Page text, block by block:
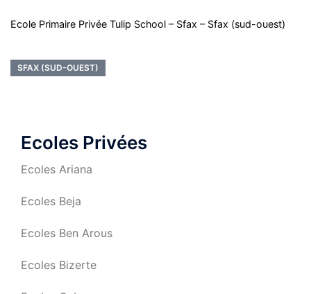
Ecole Primaire Privée Tulip School – Sfax – Sfax (sud-ouest)
SFAX (SUD-OUEST)
Ecoles Privées
Ecoles Ariana
Ecoles Beja
Ecoles Ben Arous
Ecoles Bizerte